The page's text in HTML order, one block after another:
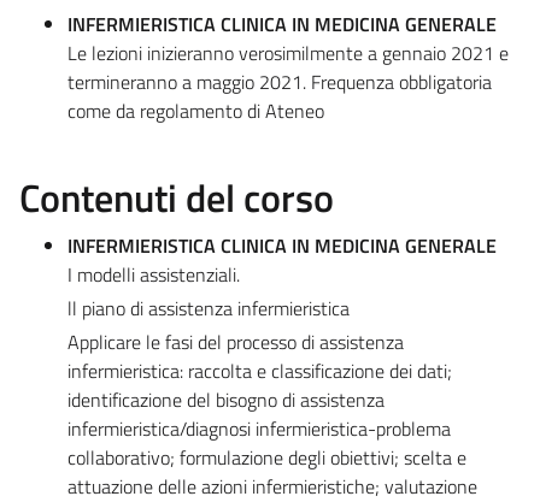
INFERMIERISTICA CLINICA IN MEDICINA GENERALE
Le lezioni inizieranno verosimilmente a gennaio 2021 e
termineranno a maggio 2021. Frequenza obbligatoria
come da regolamento di Ateneo
Contenuti del corso
INFERMIERISTICA CLINICA IN MEDICINA GENERALE
I modelli assistenziali.
ll piano di assistenza infermieristica
Applicare le fasi del processo di assistenza
infermieristica: raccolta e classificazione dei dati;
identificazione del bisogno di assistenza
infermieristica/diagnosi infermieristica-problema
collaborativo; formulazione degli obiettivi; scelta e
attuazione delle azioni infermieristiche; valutazione